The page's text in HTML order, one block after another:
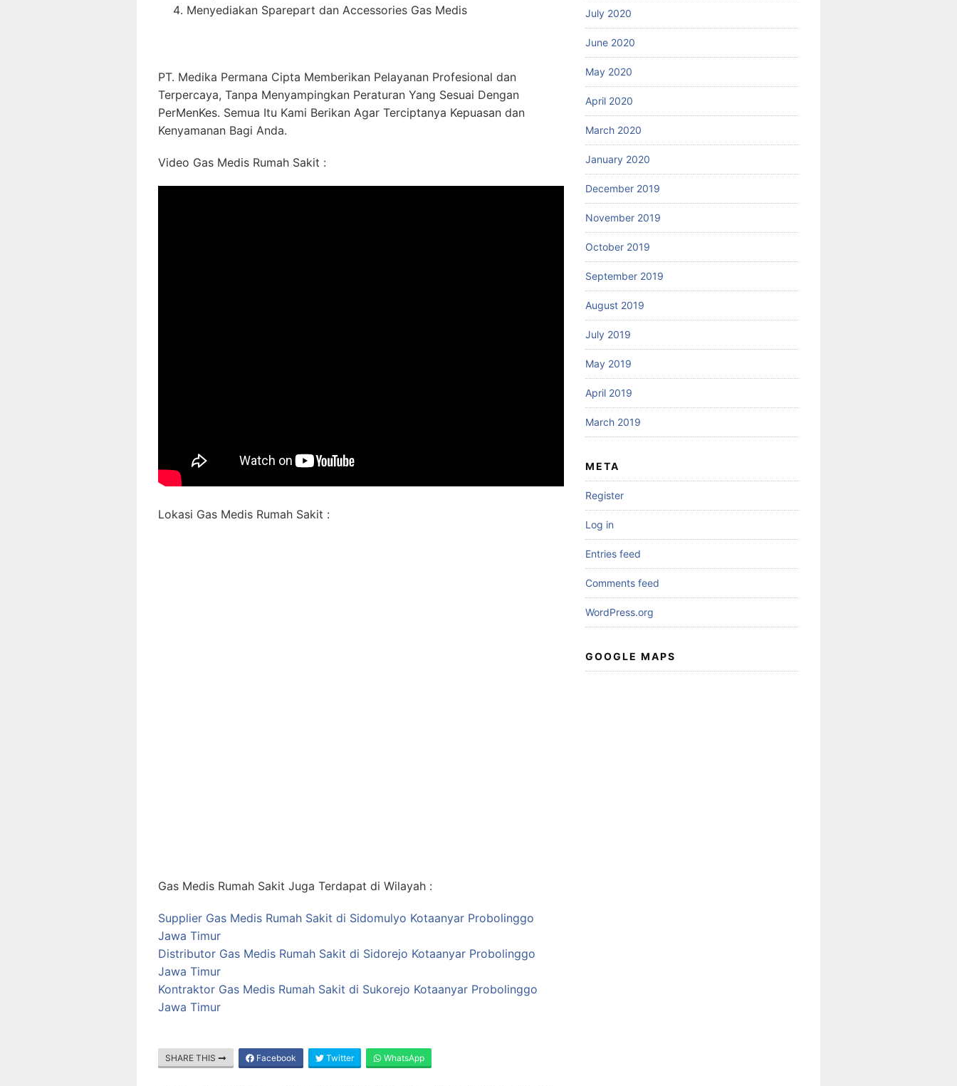
Menyediakan Sparepart dan Accessories Gas Medis
PT. Medika Permana Cipta Memberikan Pelayanan Profesional dan
Terpercaya, Tanpa Menyampingkan Peraturan Yang Sesuai Dengan
PerMenKes. Semua Itu Kami Berikan Agar Terciptanya Kepuasan dan
Kenyamanan Bagi Anda.
Video Gas Medis Rumah Sakit :
Lokasi Gas Medis Rumah Sakit :
Gas Medis Rumah Sakit Juga Terdapat di Wilayah :
Supplier Gas Medis Rumah Sakit di Sidomulyo Kotaanyar Probolinggo
Jawa Timur
Distributor Gas Medis Rumah Sakit di Sidorejo Kotaanyar Probolinggo
Jawa Timur
Kontraktor Gas Medis Rumah Sakit di Sukorejo Kotaanyar Probolinggo
Jawa Timur
SHARE THIS Facebook Twitter WhatsApp
July 2020
June 2020
May 2020
April 2020
March 2020
January 2020
December 2019
November 2019
October 2019
September 2019
August 2019
July 2019
May 2019
April 2019
March 2019
META
Register
Log in
Entries feed
Comments feed
WordPress.org
GOOGLE MAPS